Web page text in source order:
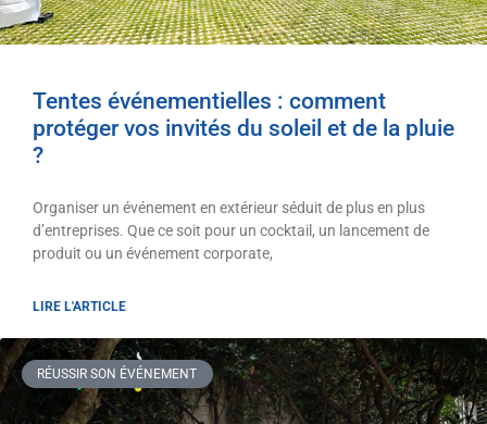
Tentes événementielles : comment
protéger vos invités du soleil et de la pluie
?
Organiser un événement en extérieur séduit de plus en plus
d’entreprises. Que ce soit pour un cocktail, un lancement de
produit ou un événement corporate,
LIRE L'ARTICLE
RÉUSSIR SON ÉVÉNEMENT